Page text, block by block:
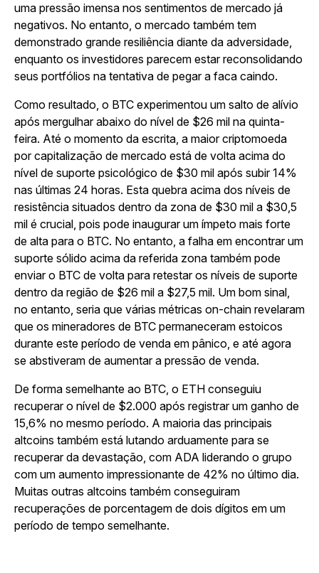
uma pressão imensa nos sentimentos de mercado já
negativos. No entanto, o mercado também tem
demonstrado grande resiliência diante da adversidade,
enquanto os investidores parecem estar reconsolidando
seus portfólios na tentativa de pegar a faca caindo.
Como resultado, o BTC experimentou um salto de alívio
após mergulhar abaixo do nível de $26 mil na quinta-
feira. Até o momento da escrita, a maior criptomoeda
por capitalização de mercado está de volta acima do
nível de suporte psicológico de $30 mil após subir 14%
nas últimas 24 horas. Esta quebra acima dos níveis de
resistência situados dentro da zona de $30 mil a $30,5
mil é crucial, pois pode inaugurar um ímpeto mais forte
de alta para o BTC. No entanto, a falha em encontrar um
suporte sólido acima da referida zona também pode
enviar o BTC de volta para retestar os níveis de suporte
dentro da região de $26 mil a $27,5 mil. Um bom sinal,
no entanto, seria que várias métricas on-chain revelaram
que os mineradores de BTC permaneceram estoicos
durante este período de venda em pânico, e até agora
se abstiveram de aumentar a pressão de venda.
De forma semelhante ao BTC, o ETH conseguiu
recuperar o nível de $2.000 após registrar um ganho de
15,6% no mesmo período. A maioria das principais
altcoins também está lutando arduamente para se
recuperar da devastação, com ADA liderando o grupo
com um aumento impressionante de 42% no último dia.
Muitas outras altcoins também conseguiram
recuperações de porcentagem de dois dígitos em um
período de tempo semelhante.